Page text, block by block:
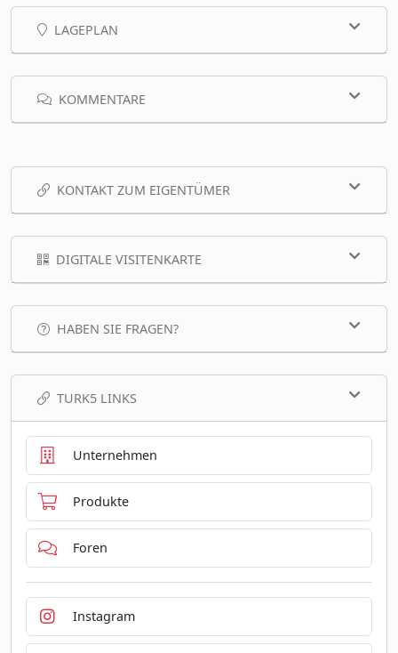
LAGEPLAN
KOMMENTARE
KONTAKT ZUM EIGENTÜMER
DIGITALE VISITENKARTE
HABEN SIE FRAGEN?
TURK5 LINKS
Unternehmen
Produkte
Foren
Instagram